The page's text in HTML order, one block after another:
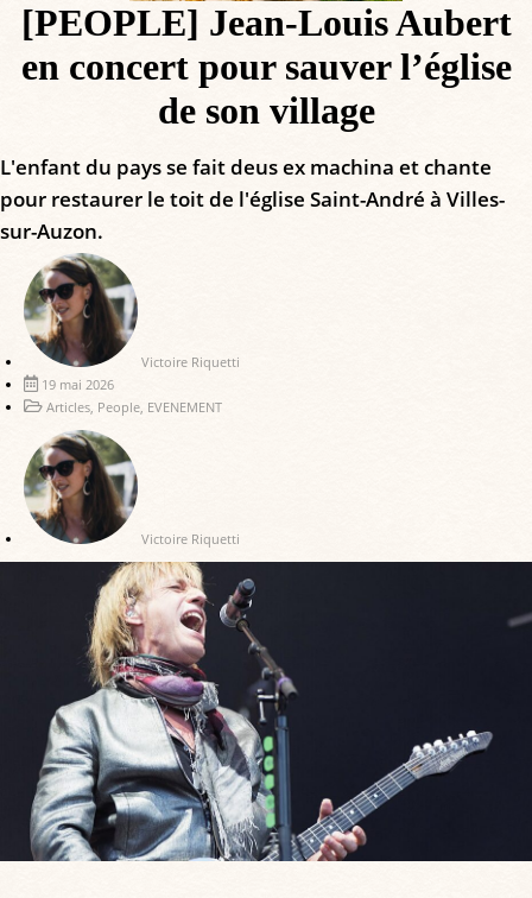
[PEOPLE] Jean-Louis Aubert
en concert pour sauver l’église
de son village
L'enfant du pays se fait deus ex machina et chante
pour restaurer le toit de l'église Saint-André à Villes-
sur-Auzon.
Victoire Riquetti
19 mai 2026
Articles, People, EVENEMENT
Victoire Riquetti